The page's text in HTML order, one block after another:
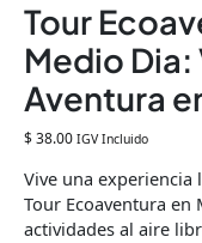
Tour
Medio Dia:
Aventura
$38.00 IGV Incluido
Vive una experiencia
Tour Ecoaventura
actividades al aire